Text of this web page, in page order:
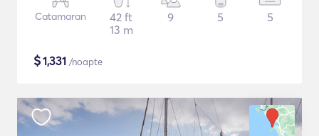
Catamaran
42 ft
13 m
9 5 5
$1,331 /noapte